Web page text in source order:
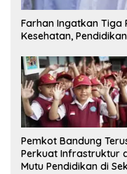
Farhan Ingatkan Tiga
Kesehatan,
Pemkot Bandung
Perkuat Infrastruktur
Mutu Pendidikan di